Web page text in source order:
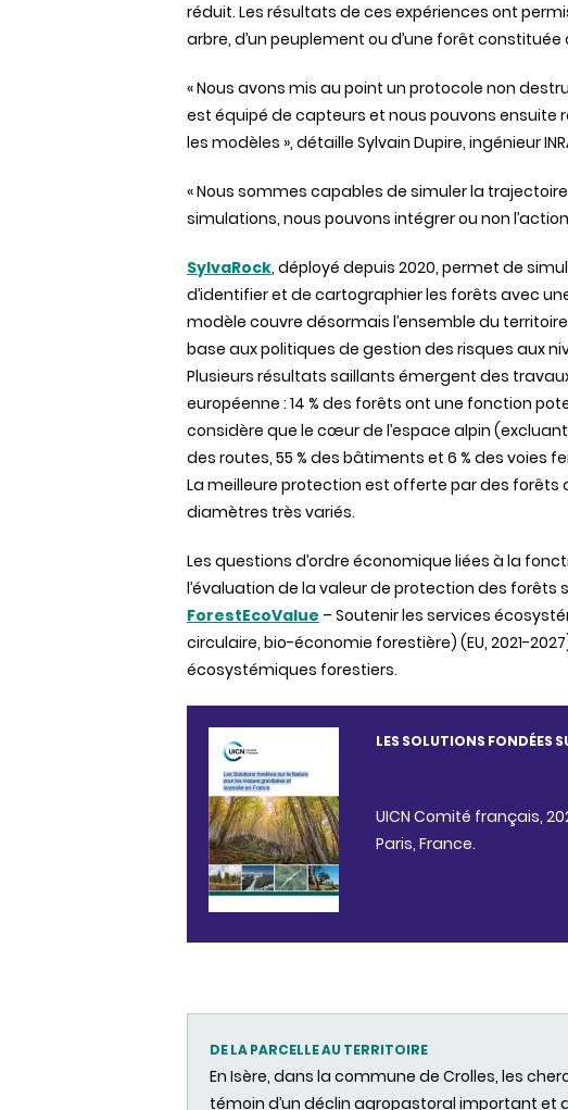
réduit. Les résultats de ces expériences ont
arbre, d’un peuplement ou d’une forêt
« Nous avons mis au point un protocole non
est équipé de capteurs et nous pouvons ensuite
les modèles », détaille Sylvain Dupire, ingénieur
« Nous sommes capables de simuler la
simulations, nous pouvons intégrer ou non
SylvaRock, déployé depuis 2020, permet de
d’identifier et de cartographier les forêts avec
modèle couvre désormais l’ensemble du
base aux politiques de gestion des risques aux
Plusieurs résultats saillants émergent des
européenne : 14 % des forêts ont une fonction
considère que le cœur de l’espace alpin
des routes, 55 % des bâtiments et 6 % des voies
La meilleure protection est offerte par des
diamètres très variés.
Les questions d’ordre économique liées à la
l’évaluation de la valeur de protection des forêts
ForestEcoValue – Soutenir les services
circulaire, bio-économie forestière) (EU, 2021-
écosystémiques forestiers.
LES SOLUTIONS FONDÉES
UICN Comité français,
Paris, France.
DE LA PARCELLE AU TERRITOIRE
En Isère, dans la commune de Crolles, les
témoin d’un déclin agropastoral important et